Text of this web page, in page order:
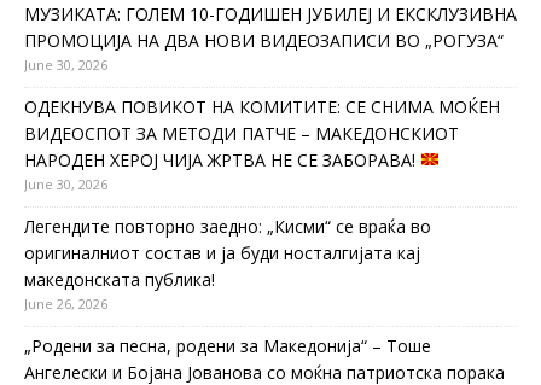
МУЗИКАТА: ГОЛЕМ 10-ГОДИШЕН ЈУБИЛЕЈ И ЕКСКЛУЗИВНА
ПРОМОЦИЈА НА ДВА НОВИ ВИДЕОЗАПИСИ ВО „РОГУЗА“
June 30, 2026
ОДЕКНУВА ПОВИКОТ НА КОМИТИТЕ: СЕ СНИМА МОЌЕН
ВИДЕОСПОТ ЗА МЕТОДИ ПАТЧЕ – МАКЕДОНСКИОТ
НАРОДЕН ХЕРОЈ ЧИЈА ЖРТВА НЕ СЕ ЗАБОРАВА!
June 30, 2026
Легендите повторно заедно: „Кисми“ се враќа во
оригиналниот состав и ја буди носталгијата кај
македонската публика!
June 26, 2026
„Родени за песна, родени за Македонија“ – Тоше
Ангелески и Бојана Јованова со моќна патриотска порака